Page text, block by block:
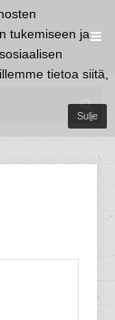
tukemiseen ja
tietoa siitä,
Sulje